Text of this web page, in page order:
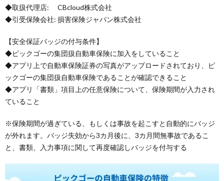
◆取扱代理店: CBcloud株式会社
◆引受保険会社: 損害保険ジャパン株式会社
【安全保証バッジの付与条件】
◆ピックゴーの集団扱自動車保険に加入をしていること
◆アプリ上で自動車保険証券の写真がアップロードされており、ピ
ックゴーの集団扱自動車保険であることが確認できること
◆アプリ「書類」項目上の任意保険について、保険期間が入力され
ていること
※保険期間が過ぎている、もしくは事故を起こすと自動的にバッジ
が外れます。バッジ失効から3カ月後に、3カ月間無事故であるこ
と、書類、入力事項に関して再度確認しバッジを付与する